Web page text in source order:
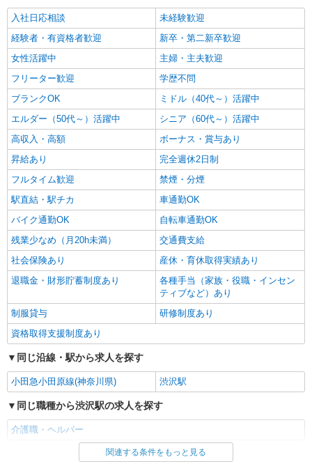
詳細を見る
入社日応相談
未経験歓迎
経験者・有資格者歓迎
新卒・第二新卒歓迎
女性活躍中
主婦・主夫歓迎
フリーター歓迎
学歴不問
ブランクOK
ミドル（40代～）活躍中
エルダー（50代～）活躍中
シニア（60代～）活躍中
高収入・高額
ボーナス・賞与あり
昇給あり
完全週休2日制
フルタイム歓迎
禁煙・分煙
駅直結・駅チカ
車通勤OK
バイク通勤OK
自転車通勤OK
残業少なめ（月20h未満）
交通費支給
社会保険あり
産休・育休取得実績あり
退職金・財形貯蓄制度あり
各種手当（家族・役職・インセン
ティブなど）あり
制服貸与
研修制度あり
資格取得支援制度あり
同じ沿線・駅から求人を探す
小田急小田原線(神奈川県) 渋沢駅
同じ職種から渋沢駅の求人を探す
介護職・ヘルパー
同じ雇用形態から渋沢駅の求人を探す
関連する条件をもっと見る